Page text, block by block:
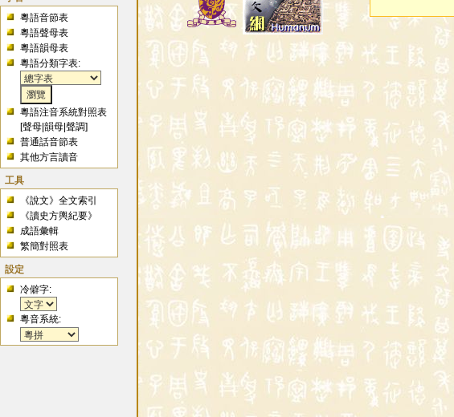
粵語音節表
粵語聲母表
粵語韻母表
粵語分類字表:
粵語注音系統對照表
[聲母 |韻母 |聲調]
普通話音節表
其他方言讀音
工具
《說文》全文索引
《讀史方輿紀要》
成語彙輯
繁簡對照表
設定
冷僻字:
粵音系統: